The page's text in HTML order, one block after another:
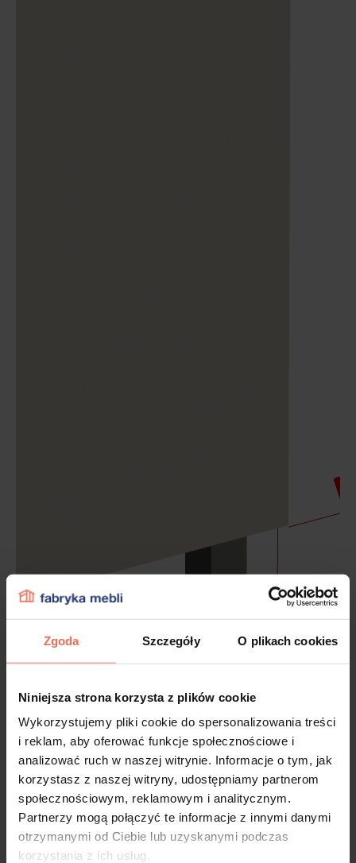
Zgoda Szczegóły O plikach cookies
Niniejsza strona korzysta z plików cookie
Wykorzystujemy pliki cookie do spersonalizowania treści
i reklam, aby oferować funkcje społecznościowe i
analizować ruch w naszej witrynie. Informacje o tym, jak
korzystasz z naszej witryny, udostępniamy partnerom
społecznościowym, reklamowym i analitycznym.
Partnerzy mogą połączyć te informacje z innymi danymi
otrzymanymi od Ciebie lub uzyskanymi podczas
korzystania z ich usług.